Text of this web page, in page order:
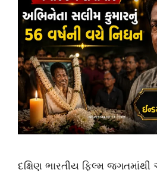
દક્ષિણ ભારતીય ફિલ્મ